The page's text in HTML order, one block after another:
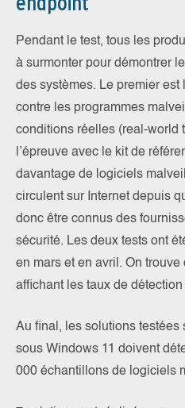
Pendant le test, tous les
à surmonter pour démontrer
des systèmes. Le premier est
contre les programmes
conditions réelles (real-world
l’épreuve avec le kit de
davantage de logiciels
circulent sur Internet depuis
donc être connus des
sécurité. Les deux tests ont
en mars et en avril. On
affichant les taux de
Au final, les solutions testées
sous Windows 11 doivent
000 échantillons de logiciels